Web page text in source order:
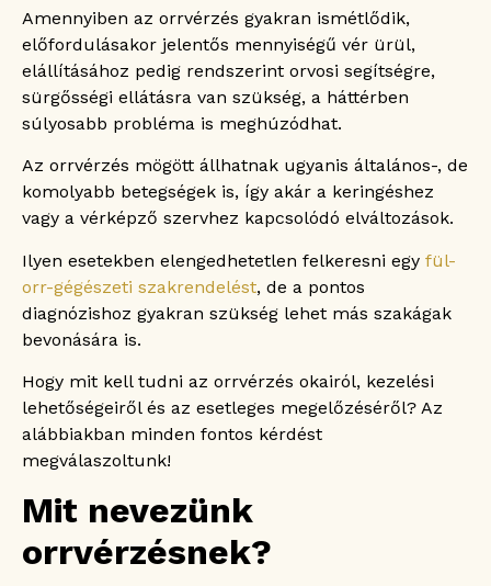
Az egyik leggyakoribb fül-orr-gégészeti
probléma
Milyen okok állhatnak az orrvérzés mögött?
Külső okok
Környezeti hatások
Allergia
Milyen típusai vannak az orrvérzésnek?
Elülső orrvérzés
Choanák területéről származó orrvérzés
Mikor forduljunk orvoshoz orrvérzéssel?
Hogyan diagnosztizálható az orrvérzés?
Az elülső orrvérzés kezelése
A hátsó orrvérzés kezelése
Hogyan állítható el otthon az orrvérzés?
Megelőzhető az orrvérzés?
A kiváltó betegségek kezelése
Az orrnyálkahártya nedvesen tartása
A gyerekek körmének vágása
Amennyiben az orrvérzés gyakran ismétlődik,
előfordulásakor jelentős mennyiségű vér ürül,
elállításához pedig rendszerint orvosi segítségre,
sürgősségi ellátásra van szükség, a háttérben
súlyosabb probléma is meghúzódhat.
Az orrvérzés mögött állhatnak ugyanis általános-, de
komolyabb betegségek is, így akár a keringéshez
vagy a vérképző szervhez kapcsolódó elváltozások.
Ilyen esetekben elengedhetetlen felkeresni egy fül-
orr-gégészeti szakrendelést, de a pontos
diagnózishoz gyakran szükség lehet más szakágak
bevonására is.
Hogy mit kell tudni az orrvérzés okairól, kezelési
lehetőségeiről és az esetleges megelőzéséről? Az
alábbiakban minden fontos kérdést
megválaszoltunk!
Mit nevezünk
orrvérzésnek?